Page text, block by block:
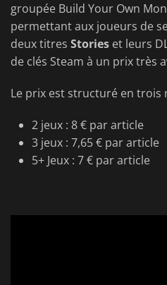
groupée Build Your Own
permettant aux joueurs de
deux titres Stories et leurs
de clés Steam à un prix très
Le prix est structuré en trois
2 jeux : 8 € par article
3 jeux : 7,65 € par article
5+ Jeux : 7 € par article